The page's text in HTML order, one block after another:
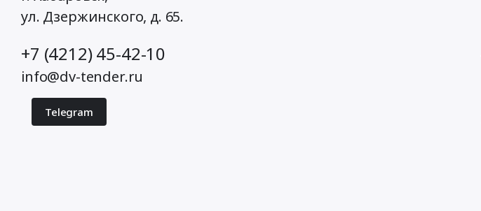
ул. Дзержинского, д. 65.
+7 (4212) 45-42-10
info@dv-tender.ru
Telegram